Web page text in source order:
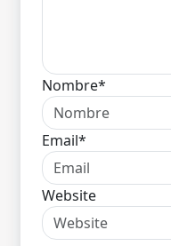
Nombre*
Email*
Website